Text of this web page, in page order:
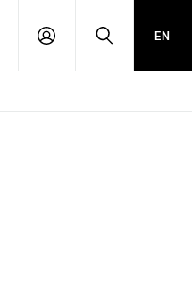
PŘIHLÁSITHLEDAT
EN